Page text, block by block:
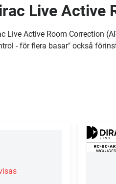
Live Active
Live Active Room Correction
- för flera basar" också